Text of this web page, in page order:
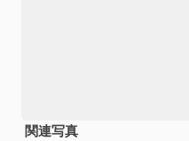
関連写真